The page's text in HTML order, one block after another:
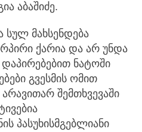
აბაშიძე.
სულ მახსენდება
ქარია და არ უნდა
ნატოში
გვესმის ომით
შემთხვევაში
პასუხისმგებლიანი